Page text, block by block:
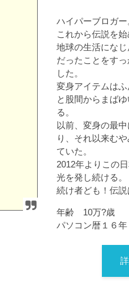
ハイパーブロガー
これから伝説を
地球の生活にな
だったことをす
した。
変身アイテムは
と股間からまば
る。
以前、変身の最
り、それ以来む
ていた。
2012年よりこの
光を発し続ける。
続け者ども！伝説
年齢 10万?歳
パソコン暦１６年